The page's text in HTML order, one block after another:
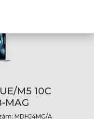
M5 10C
MAG
MDHJ4MG/A